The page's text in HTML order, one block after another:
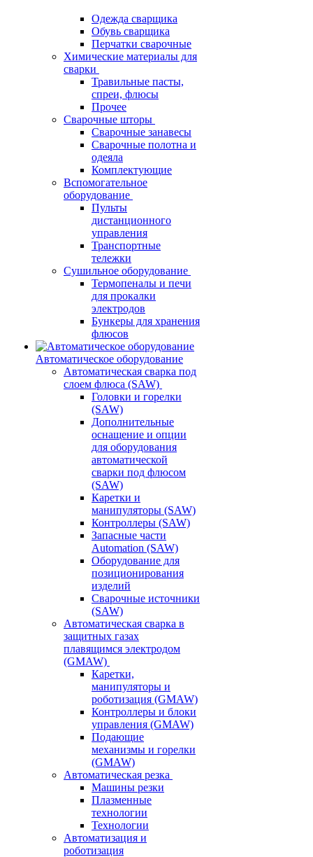
Одежда сварщика
Обувь сварщика
Перчатки сварочные
Химические материалы для
сварки
Травильные пасты,
спреи, флюсы
Прочее
Сварочные шторы
Сварочные занавесы
Сварочные полотна и
одеяла
Комплектующие
Вспомогательное
оборудование
Пульты
дистанционного
управления
Транспортные
тележки
Сушильное оборудование
Термопеналы и печи
для прокалки
электродов
Бункеры для хранения
флюсов
Автоматическое оборудование
Автоматическая сварка под
слоем флюса (SAW)
Головки и горелки
(SAW)
Дополнительные
оснащение и опции
для оборудования
автоматической
сварки под флюсом
(SAW)
Каретки и
манипуляторы (SAW)
Контроллеры (SAW)
Запасные части
Automation (SAW)
Оборудование для
позиционирования
изделий
Сварочные источники
(SAW)
Автоматическая сварка в
защитных газах
плавящимся электродом
(GMAW)
Каретки,
манипуляторы и
роботизация (GMAW)
Контроллеры и блоки
управления (GMAW)
Подающие
механизмы и горелки
(GMAW)
Автоматическая резка
Машины резки
Плазменные
технологии
Технологии
Автоматизация и
роботизация